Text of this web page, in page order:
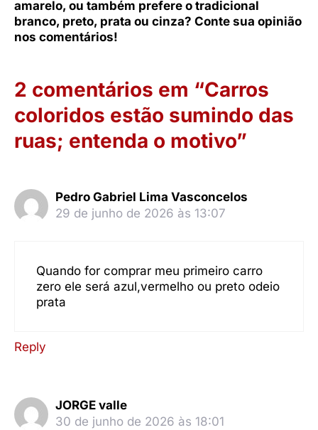
amarelo, ou também prefere o tradicional
branco, preto, prata ou cinza? Conte sua opinião
nos comentários!
2 comentários em “Carros
coloridos estão sumindo das
ruas; entenda o motivo”
Pedro Gabriel Lima Vasconcelos
29 de junho de 2026 às 13:07
Quando for comprar meu primeiro carro
zero ele será azul,vermelho ou preto odeio
prata
Reply
JORGE valle
30 de junho de 2026 às 18:01